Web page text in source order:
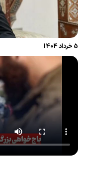
5 خرداد 1404